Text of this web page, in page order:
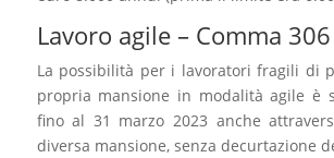
Lavoro agile – Comma 306
La possibilità per i lavoratori fragili di
propria mansione in modalità agile è
fino al 31 marzo 2023 anche
diversa mansione, senza decurtazione